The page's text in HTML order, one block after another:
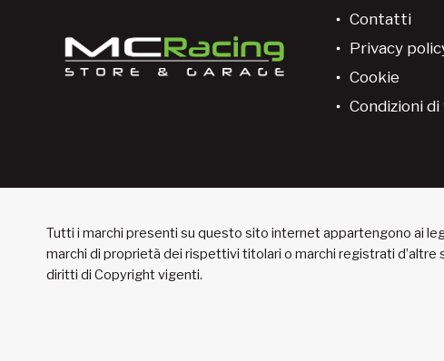
Contatti
Privacy
Cookie
Condizioni
Tutti i marchi presenti su questo sito internet appartengono ai
marchi di proprietà dei rispettivi titolari o marchi registrati
diritti di Copyright vigenti.